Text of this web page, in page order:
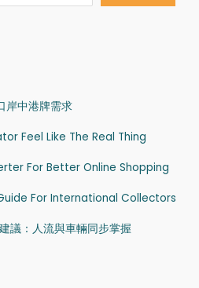
岸中港牌需求
Feel Like The Real Thing
For Better Online Shopping
For International Collectors
議：人流與車輛同步掌握